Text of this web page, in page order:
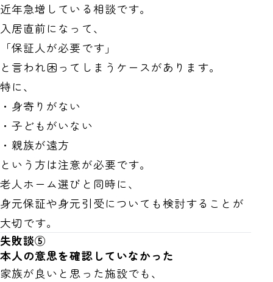
近年急増している相談です。
入居直前になって、
「保証人が必要です」
と言われ困ってしまうケースがあります。
特に、
・身寄りがない
・子どもがいない
・親族が遠方
という方は注意が必要です。
老人ホーム選びと同時に、
身元保証や身元引受についても検討することが
大切です。
失敗談⑤
本人の意思を確認していなかった
家族が良いと思った施設でも、